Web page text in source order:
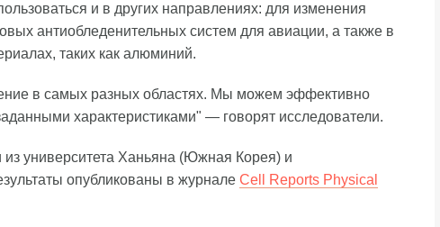
и в других направлениях: для изменения
антиобледенительных систем для авиации, а также в
таких как алюминий.
в самых разных областях. Мы можем эффективно
характеристиками" — говорят исследователи.
университета Ханьяна (Южная Корея) и
опубликованы в журнале Cell Reports Physical